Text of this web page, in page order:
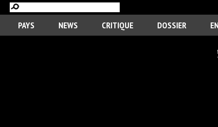
PAYS NEWS CRITIQUE DOSSIER